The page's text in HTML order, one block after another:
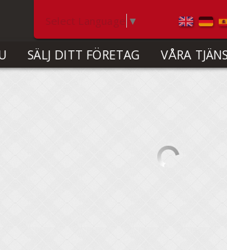
Select Language ▼
SÄLJ DITT FÖRETAG VÅRA